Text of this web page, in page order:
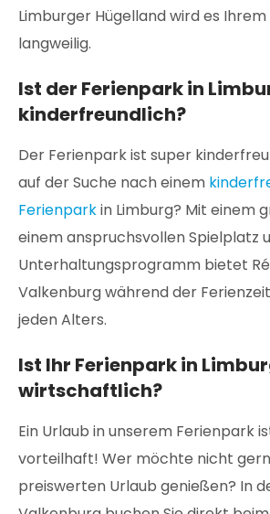
Limburger Hügelland wird es Ihrem
langweilig.
Ist der Ferienpark in
kinderfreundlich?
Der Ferienpark ist super
auf der Suche nach einem
Ferienparkin Limburg? Mit einem
einem anspruchsvollen Spielplatz
Unterhaltungsprogramm bietet
Valkenburg während der
jeden Alters.
Ist Ihr Ferienpark in
wirtschaftlich?
Ein Urlaub in unserem Ferienpark
vorteilhaft! Wer möchte nicht
preiswerten Urlaub genießen? In